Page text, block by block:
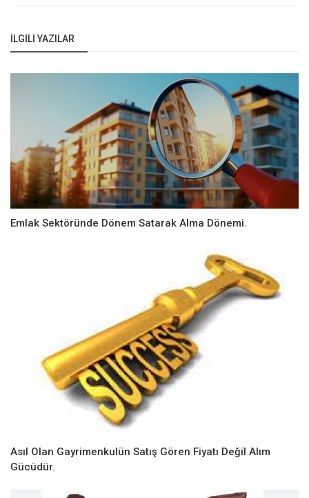
İLGILI YAZILAR
Emlak Sektöründe Dönem Satarak Alma Dönemi.
Asıl Olan Gayrimenkulün Satış Gören Fiyatı Değil Alım
Gücüdür.